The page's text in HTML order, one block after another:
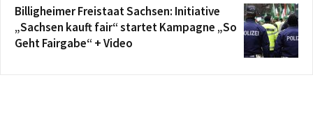
Billigheimer Freistaat Sachsen: Initiative
„Sachsen kauft fair“ startet Kampagne „So
Geht Fairgabe“ + Video